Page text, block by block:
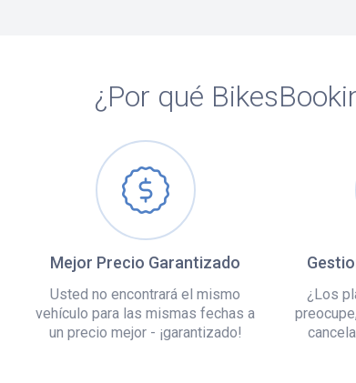
¿Por qué
Mejor Precio Garantizado
Usted no encontrará el mismo
vehículo para las mismas fechas a
un precio mejor - ¡garantizado!
¿Los